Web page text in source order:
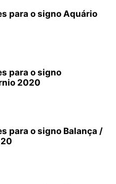
para o signo Aquário
para o signo
2020
para o signo Balança /